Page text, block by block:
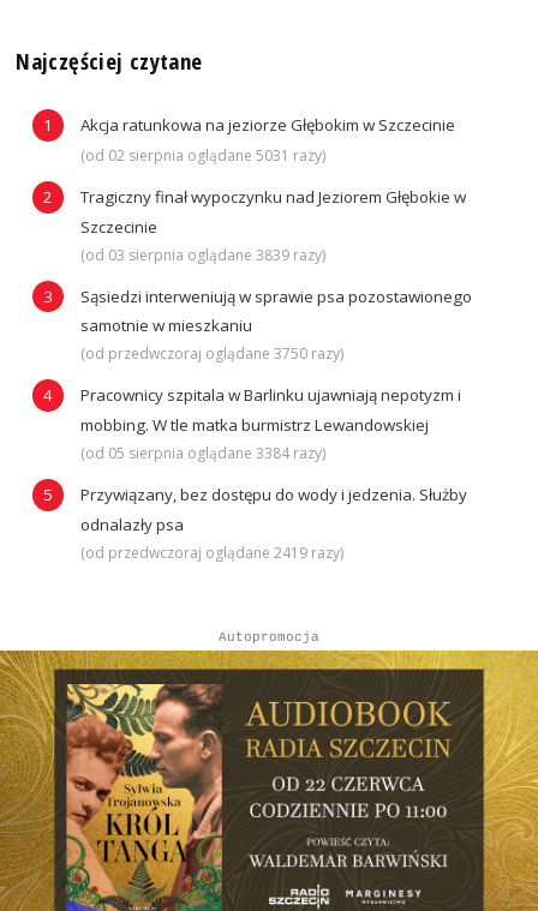
Najczęściej czytane
Akcja ratunkowa na jeziorze Głębokim w Szczecinie
(od 02 sierpnia oglądane 5031 razy)
Tragiczny finał wypoczynku nad Jeziorem Głębokie w
Szczecinie
(od 03 sierpnia oglądane 3839 razy)
Sąsiedzi interweniują w sprawie psa pozostawionego
samotnie w mieszkaniu
(od przedwczoraj oglądane 3750 razy)
Pracownicy szpitala w Barlinku ujawniają nepotyzm i
mobbing. W tle matka burmistrz Lewandowskiej
(od 05 sierpnia oglądane 3384 razy)
Przywiązany, bez dostępu do wody i jedzenia. Służby
odnalazły psa
(od przedwczoraj oglądane 2419 razy)
Autopromocja